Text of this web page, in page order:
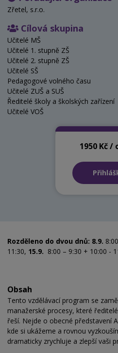
Zřetel, s.r.o.
Cílová skupina
Učitelé MŠ
Učitelé 1. stupně ZŠ
Učitelé 2. stupně ZŠ
Učitelé SŠ
Pedagogové volného času
Učitelé ZUŠ a SUŠ
Ředitelé školy a školských zařízení
Učitelé VOŠ
1950 Kč /
Rozděleno do dvou dnů: 8.9.
11:30, 15.9. 8:00 – 9:30 + 10:00 -
Obsah
Tento vzdělávací program se
manažerské procesy, které
řeší. Nejde o obecné představení
kde si ukážeme a rovnou
dramaticky zrychluje a zlepší vaši